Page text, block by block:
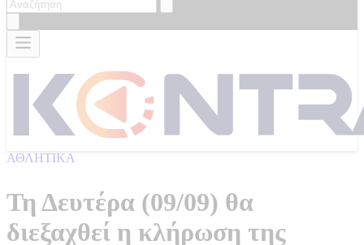
ΑΘΛΗΤΙΚΑ
Τη Δευτέρα (09/09) θα
διεξαχθεί η κλήρωση της